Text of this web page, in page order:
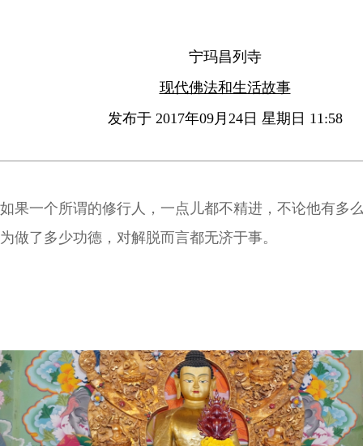
宁玛昌列寺
现代佛法和生活故事
发布于 2017年09月24日 星期日 11:58
如果一个所谓的修行人，一点儿都不精进，不论他有多
为做了多少功德，对解脱而言都无济于事。